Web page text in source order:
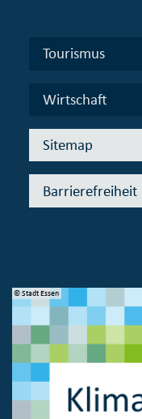
Tourismus
Wirtschaft
Sitemap
Barrierefreiheit
© Stadt Essen